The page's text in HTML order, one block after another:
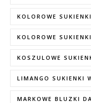
KOLOROWE SUKIENKI
KOLOROWE
KOSZULOWE
LIMANGO SUKIENKI
MARKOWE BLUZKI